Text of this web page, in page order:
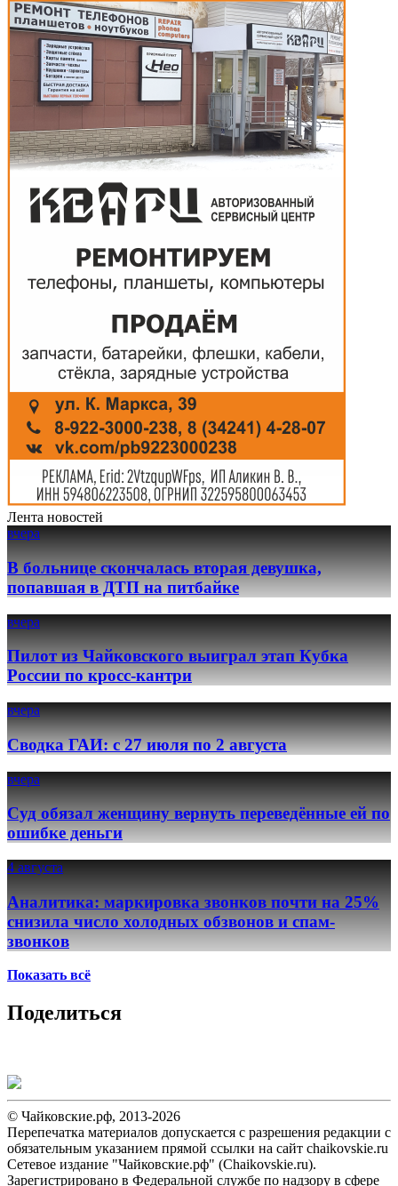
Лента новостей
вчера
В больнице скончалась вторая девушка,
попавшая в ДТП на питбайке
вчера
Пилот из Чайковского выиграл этап Кубка
России по кросс-кантри
вчера
Сводка ГАИ: с 27 июля по 2 августа
вчера
Суд обязал женщину вернуть переведённые ей по
ошибке деньги
4 августа
Аналитика: маркировка звонков почти на 25%
снизила число холодных обзвонов и спам-
звонков
Показать всё
Поделиться
© Чайковские.рф, 2013-2026
Перепечатка материалов допускается с разрешения редакции с
обязательным указанием прямой ссылки на сайт chaikovskie.ru
Сетевое издание "Чайковские.рф" (Chaikovskie.ru).
Зарегистрировано в Федеральной службе по надзору в сфере